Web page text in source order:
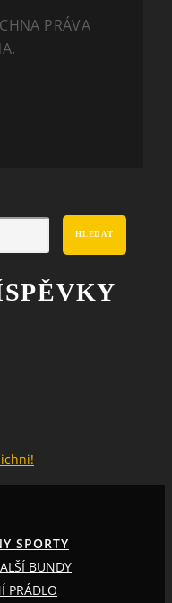
PRÁVA
HLEDAT
SPORTY
BUNDY
PRÁDLO